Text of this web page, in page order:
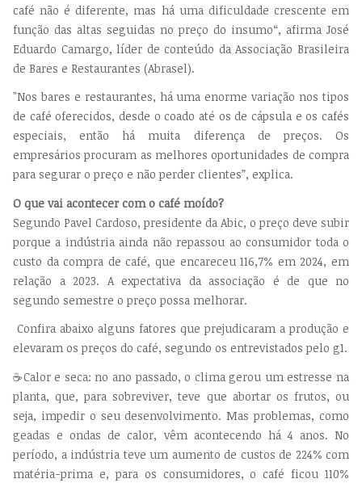
café não é diferente, mas há uma dificuldade crescente em
função das altas seguidas no preço do insumo“, afirma José
Eduardo Camargo, líder de conteúdo da Associação Brasileira
de Bares e Restaurantes (Abrasel).
"Nos bares e restaurantes, há uma enorme variação nos tipos
de café oferecidos, desde o coado até os de cápsula e os cafés
especiais, então há muita diferença de preços. Os
empresários procuram as melhores oportunidades de compra
para segurar o preço e não perder clientes”, explica.
O que vai acontecer com o café moído?
Segundo Pavel Cardoso, presidente da Abic, o preço deve subir
porque a indústria ainda não repassou ao consumidor toda o
custo da compra de café, que encareceu 116,7% em 2024, em
relação a 2023. A expectativa da associação é de que no
segundo semestre o preço possa melhorar.
Confira abaixo alguns fatores que prejudicaram a produção e
elevaram os preços do café, segundo os entrevistados pelo g1.
☕Calor e seca: no ano passado, o clima gerou um estresse na
planta, que, para sobreviver, teve que abortar os frutos, ou
seja, impedir o seu desenvolvimento. Mas problemas, como
geadas e ondas de calor, vêm acontecendo há 4 anos. No
período, a indústria teve um aumento de custos de 224% com
matéria-prima e, para os consumidores, o café ficou 110%